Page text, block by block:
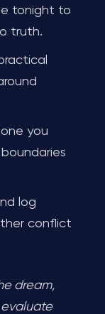
tonight to
truth.
you
log
conflict
dream,